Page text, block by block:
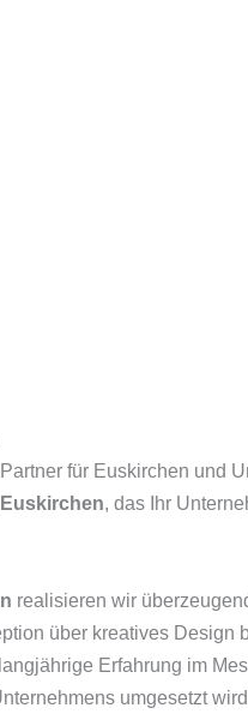
für Euskirchen und
, das Ihr
realisieren wir
über kreatives Design
Erfahrung im
umgesetzt